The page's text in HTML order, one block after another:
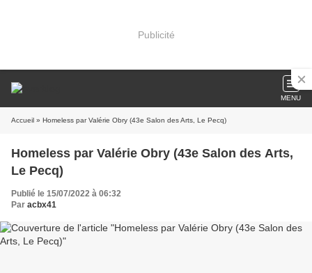
Publicité
MENU
Accueil » Homeless par Valérie Obry (43e Salon des Arts, Le Pecq)
Homeless par Valérie Obry (43e Salon des Arts,
Le Pecq)
Publié le 15/07/2022 à 06:32
Par acbx41